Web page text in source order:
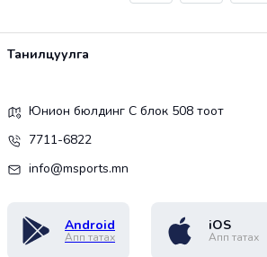
Танилцуулга
Юнион бюлдинг С блок 508 тоот
7711-6822
info@msports.mn
Android
Апп татах
iOS
Апп татах